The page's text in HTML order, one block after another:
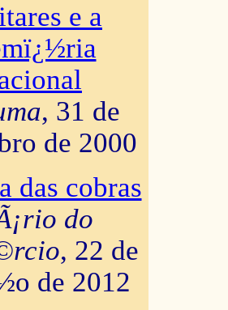
e a
, 31 de
de 2000
das cobras
do
, 22 de
de 2012